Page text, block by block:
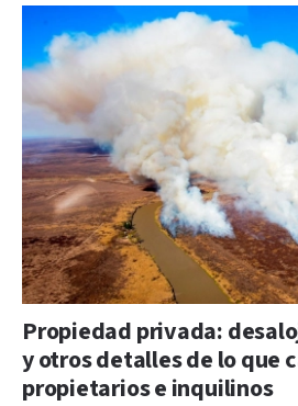
Propiedad privada:
y otros detalles de lo que
propietarios e inquilinos